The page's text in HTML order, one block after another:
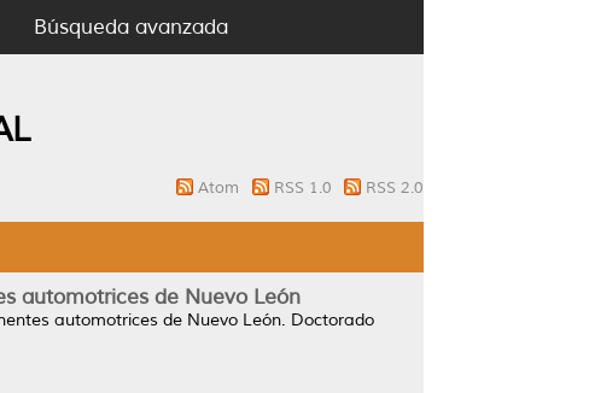
Búsqueda avanzada
Atom RSS 1.0 RSS 2.0
automotrices de Nuevo León
automotrices de Nuevo León. Doctorado